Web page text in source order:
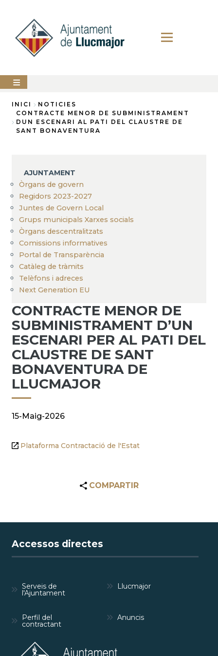
contingut
AJUNTAMENT
LLUCMAJOR
PERFIL
DEL
CONTRACTANT
ANUNCIS
Fil
d'Ariadna
INICI
NOTICIES
CONTRACTE MENOR DE SUBMINISTRAMENT
DUN ESCENARI AL PATI DEL CLAUSTRE DE
SANT BONAVENTURA
AJUNTAMENT
Òrgans de govern
Regidors 2023-2027
Juntes de Govern Local
Grups municipals Xarxes socials
Òrgans descentralitzats
Comissions informatives
Portal de Transparència
Catàleg de tràmits
Telèfons i adreces
Next Generation EU
CONTRACTE MENOR DE
SUBMINISTRAMENT D’UN
ESCENARI PER AL PATI DEL
CLAUSTRE DE SANT
BONAVENTURA DE
LLUCMAJOR
15-Maig-2026
Plataforma Contractació de l'Estat
COMPARTIR
Accessos directes
Serveis de
l'Ajuntament
Llucmajor
Perfil del
contractant
Anuncis